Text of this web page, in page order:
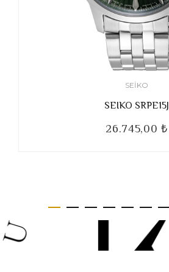
SEIKO
SEIKO SRPE15J
26.745,00 ₺